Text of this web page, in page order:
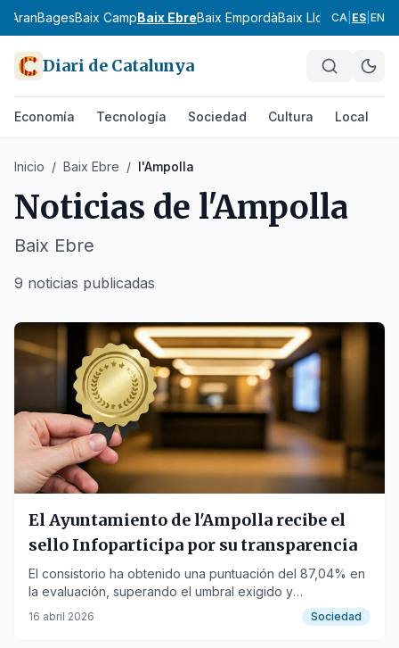
AranBagesBaix CampBaix EbreBaix EmpordàBaix LlobregatBaix
CA ES EN
Diari de Catalunya
Economía Tecnología Sociedad Cultura Local
Inicio / Baix Ebre / l'Ampolla
Noticias de l'Ampolla
Baix Ebre
9 noticias publicadas
El Ayuntamiento de l'Ampolla recibe el
sello Infoparticipa por su transparencia
El consistorio ha obtenido una puntuación del 87,04% en
la evaluación, superando el umbral exigido y
demostrando una mejora notable en la gestión pública.
16 abril 2026 Sociedad